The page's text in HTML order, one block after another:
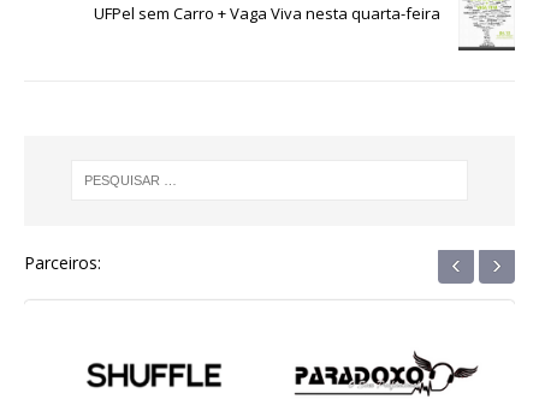
r
UFPel sem Carro + Vaga Viva nesta quarta-feira
Parceiros: ‹ ›